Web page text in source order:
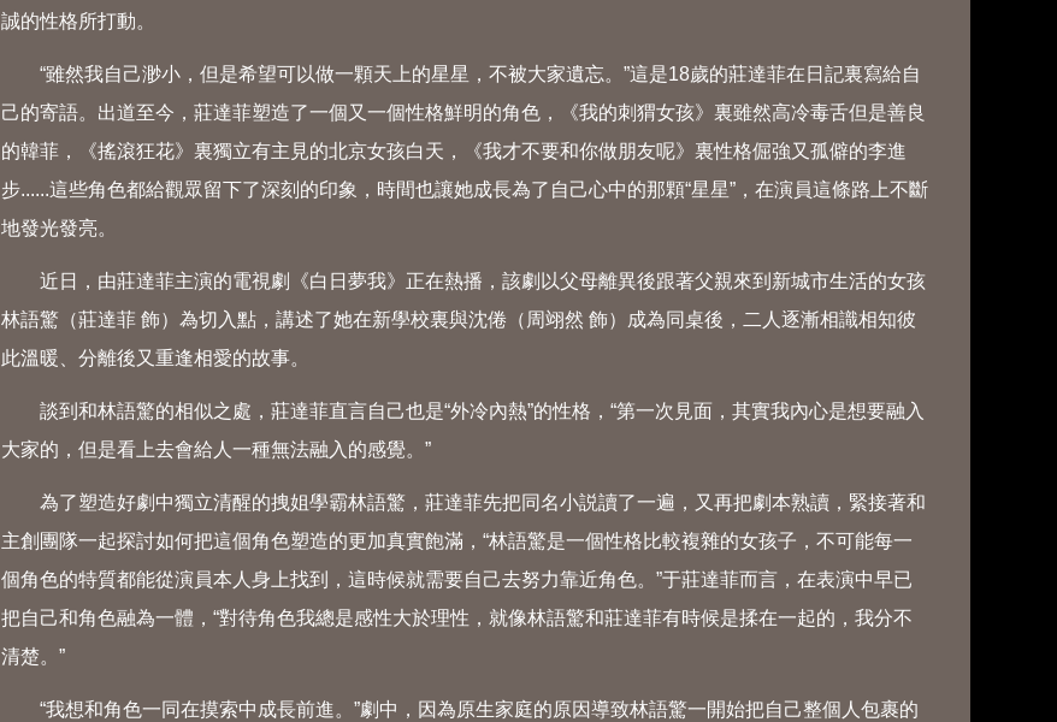
誠的性格所打動。
“雖然我自己渺小，但是希望可以做一顆天上的星星，不被大家遺忘。”這是18歲的莊達菲在日記裏寫給自
己的寄語。出道至今，莊達菲塑造了一個又一個性格鮮明的角色，《我的刺猬女孩》裏雖然高冷毒舌但是善良
的韓菲，《搖滾狂花》裏獨立有主見的北京女孩白天，《我才不要和你做朋友呢》裏性格倔強又孤僻的李進
步......這些角色都給觀眾留下了深刻的印象，時間也讓她成長為了自己心中的那顆“星星”，在演員這條路上不斷
地發光發亮。
近日，由莊達菲主演的電視劇《白日夢我》正在熱播，該劇以父母離異後跟著父親來到新城市生活的女孩
林語驚（莊達菲 飾）為切入點，講述了她在新學校裏與沈倦（周翊然 飾）成為同桌後，二人逐漸相識相知彼
此溫暖、分離後又重逢相愛的故事。
談到和林語驚的相似之處，莊達菲直言自己也是“外冷內熱”的性格，“第一次見面，其實我內心是想要融入
大家的，但是看上去會給人一種無法融入的感覺。”
為了塑造好劇中獨立清醒的拽姐學霸林語驚，莊達菲先把同名小説讀了一遍，又再把劇本熟讀，緊接著和
主創團隊一起探討如何把這個角色塑造的更加真實飽滿，“林語驚是一個性格比較複雜的女孩子，不可能每一
個角色的特質都能從演員本人身上找到，這時候就需要自己去努力靠近角色。”于莊達菲而言，在表演中早已
把自己和角色融為一體，“對待角色我總是感性大於理性，就像林語驚和莊達菲有時候是揉在一起的，我分不
清楚。”
“我想和角色一同在摸索中成長前進。”劇中，因為原生家庭的原因導致林語驚一開始把自己整個人包裹的